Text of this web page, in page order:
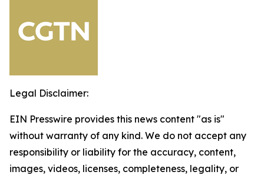
Legal Disclaimer:
EIN Presswire provides this news content "as is"
without warranty of any kind. We do not accept any
responsibility or liability for the accuracy, content,
images, videos, licenses, completeness, legality, or